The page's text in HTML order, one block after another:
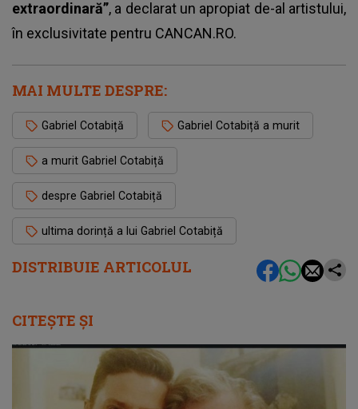
DISTRIBUIE ARTICOLUL
extraordinară”, a declarat un apropiat de-al artistului,
în exclusivitate pentru CANCAN.RO.
MAI MULTE DESPRE:
Gabriel Cotabiță Gabriel Cotabiță a murit
a murit Gabriel Cotabiță
despre Gabriel Cotabiță
ultima dorință a lui Gabriel Cotabiță
CITEȘTE ȘI